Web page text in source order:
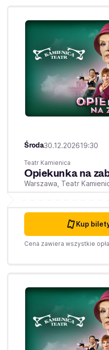
Środa30.12.202619:30
Teatr Kamienica
Opiekunka na
Warszawa, Teatr
Kup
Cena zawiera wszystkie